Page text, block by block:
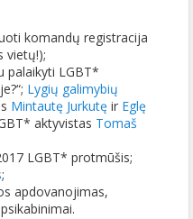
komandų registracija
vietų!);
palaikyti LGBT*
Lygių galimybių
Mintautę Jurkutę ir Eglę
aktyvistas Tomaš
LGBT* protmūšis;
;
apdovanojimas,